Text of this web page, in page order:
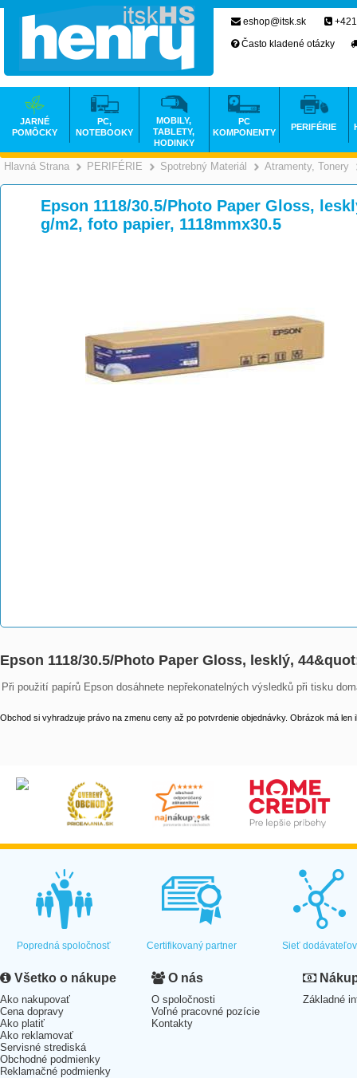
Hlavná Strana >
PERIFÉRIE >
Spotrebný Materiál >
Atramenty, Tonery
Epson 1118/30.5/Photo Paper Gloss,
g/m2, foto papier, 1118mmx30.5
Epson 1118/30.5/Photo Paper Gloss, lesklý,
Při použití papírů Epson dosáhnete nepřekonatelných výsledků při tisku
Obchod si vyhradzuje právo na zmenu ceny až po potvrdenie objednávky. Obrázok má len
eshop@itsk.sk
Často kladené otázky
JARNÉ
POMÔCKY
PC,
NOTEBOOKY
MOBILY,
TABLETY,
HODINKY
PC
KOMPONENTY
PERIFÉRIE
Popredná spoločnosť Certifikovaný partner Sieť dodávateľov
Všetko o nákupe
Ako nakupovať
Cena dopravy
Ako platiť
Ako reklamovať
Servisné strediská
Obchodné podmienky
Reklamačné podmienky
O nás
O spoločnosti
Voľné pracovné pozície
Kontakty
Základné